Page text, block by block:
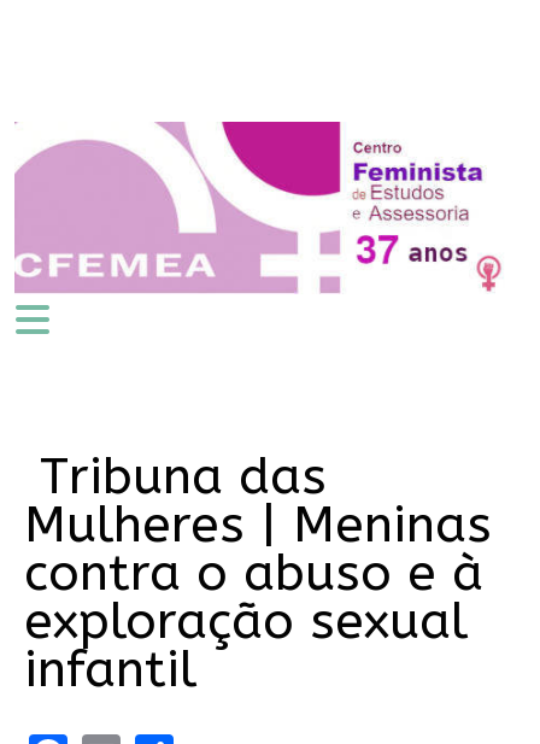
Tribuna das
Mulheres | Meninas
contra o abuso e à
exploração sexual
infantil